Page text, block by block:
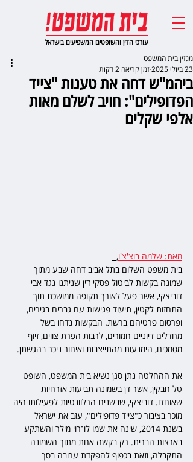
עורכי הדין והשופטים המשפיעים בישראל
ביהמ"ש דחה את טענות "צייד
הפדופילים": חויב לשלם מאות
אלפי שקלים
מגזין בית המשפט
23 ביולי 2025
זמן קריאה 2 דקות
מאת: שלמה בוצ'צ'ו,
בית משפט השלום בתל אביב דחה שבע מתוך
שמונה בקשות לביטול פסקי דין שניתנו נגד אבי
דוביצקי, אשר פעל לאורך תקופה ממושכת תוך
התחזות לקטין, תיעוד פגישות עם גברים בגירים,
ופרסום פרטיהם ברשת. הבקשות נדחו בשל
מחדלים דיוניים חמורים, לרבות הפרת צווים, זיוף
מסמכים, הימנעות מהתייצבות ואיחור ניכר בהגשתן.
את ההחלטה נתן סגן נשיא בית המשפט, השופט
טל חבקין, אשר דן בשמונה תביעות אזרחיות
שאוחדו. דוביצקי, שבשנים הרלוונטיות לפעילותו היה
מוכר בציבור כ"צייד פדופילים", עזב את ישראל
בשנת 2014, שינה את שמו לו־רוי מילר והשתקע
בארצות הברית. רק בקשה אחת מתוך השמונה
התקבלה, וזאת בכפוף להפקדת ערובה בסך